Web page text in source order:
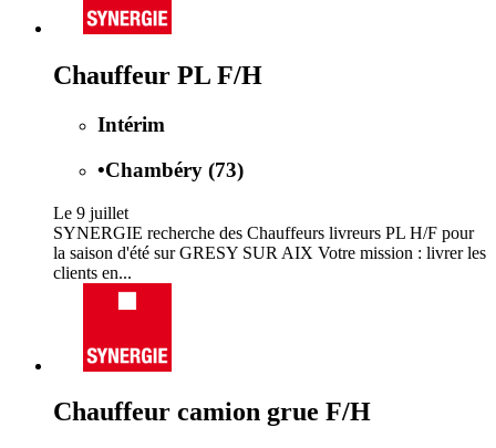
Chauffeur PL F/H
Intérim
•Chambéry (73)
Le 9 juillet
SYNERGIE recherche des Chauffeurs livreurs PL H/F pour
la saison d'été sur GRESY SUR AIX Votre mission : livrer les
clients en...
Chauffeur camion grue F/H